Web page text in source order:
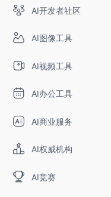
AI开发者社区
AI图像工具
AI视频工具
AI办公工具
AI商业服务
AI权威机构
AI竞赛